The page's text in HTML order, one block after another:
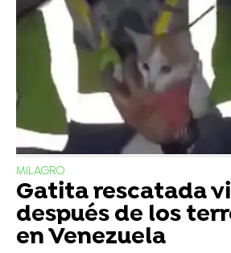
MILAGRO
Gatita rescatada
después de los
en Venezuela